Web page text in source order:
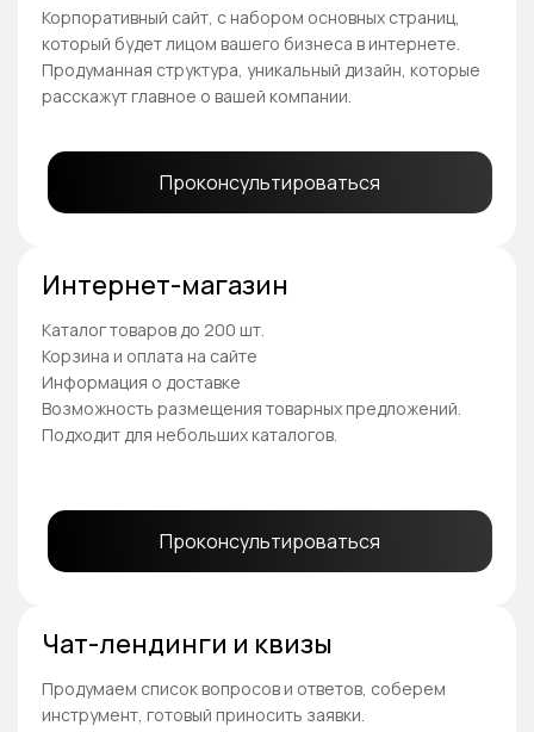
Корпоративный сайт, с набором основных страниц,
который будет лицом вашего бизнеса в интернете.
Продуманная структура, уникальный дизайн, которые
расскажут главное о вашей компании.
Проконсультироваться
Интернет-магазин
Каталог товаров до 200 шт.
Корзина и оплата на сайте
Информация о доставке
Возможность размещения товарных предложений.
Подходит для небольших каталогов.
Проконсультироваться
Чат-лендинги и квизы
Продумаем список вопросов и ответов, соберем
инструмент, готовый приносить заявки.